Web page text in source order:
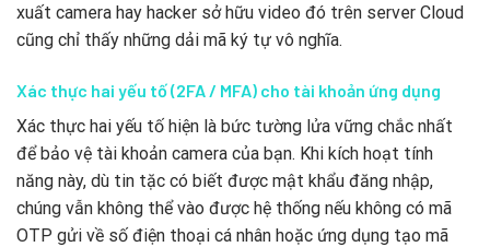
xuất camera hay hacker sở hữu video đó trên server Cloud
cũng chỉ thấy những dải mã ký tự vô nghĩa.
Xác thực hai yếu tố (2FA / MFA) cho tài khoản ứng dụng
Xác thực hai yếu tố hiện là bức tường lửa vững chắc nhất
để bảo vệ tài khoản camera của bạn. Khi kích hoạt tính
năng này, dù tin tặc có biết được mật khẩu đăng nhập,
chúng vẫn không thể vào được hệ thống nếu không có mã
OTP gửi về số điện thoại cá nhân hoặc ứng dụng tạo mã